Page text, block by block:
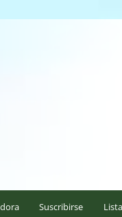
Suscribirse